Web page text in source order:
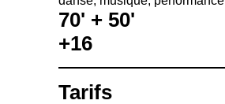
70' + 50'
+16
Tarifs